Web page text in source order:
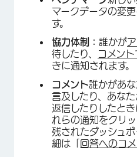
マークデータの変
す。
協力体制： 誰かが
待したり、
コメント
きに通知されます。
コメント誰かがあ
言及したり、あな
返信したりしたと
れらの通知をクリ
残されたダッシュ
細は「
回答へのコ